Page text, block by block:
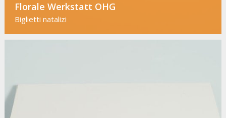
Florale Werkstatt OHG
Biglietti natalizi